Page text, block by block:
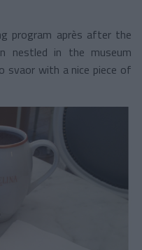
program après after the
nestled in the museum
svaor with a nice piece of